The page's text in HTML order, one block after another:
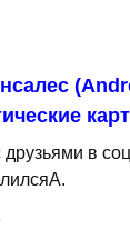
друзьями в